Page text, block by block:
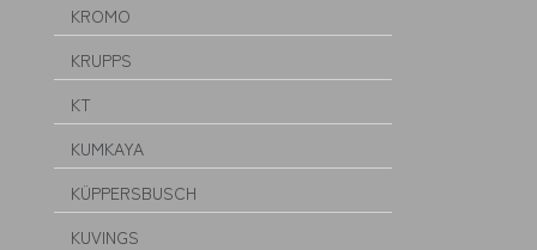
KROMO
KRUPPS
KT
KUMKAYA
KÜPPERSBUSCH
KUVINGS